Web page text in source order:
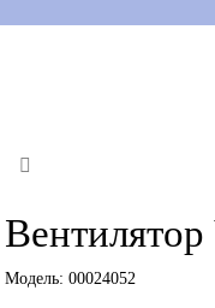
Модель: 00024052